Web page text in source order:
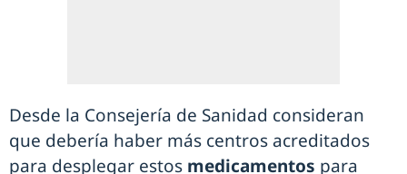
Desde la Consejería de Sanidad consideran
que debería haber más centros acreditados
para desplegar estos medicamentos para